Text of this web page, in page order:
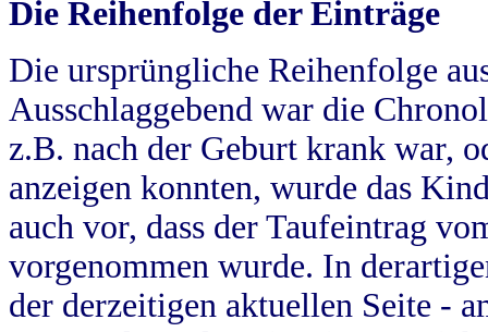
Die Reihenfolge der Einträge
Die ursprüngliche Reihenfolge
Ausschlaggebend war die
z.B. nach der Geburt krank war,
anzeigen konnten, wurde das
auch vor, dass der Taufeintrag
vorgenommen wurde. In
der derzeitigen aktuellen Seite -